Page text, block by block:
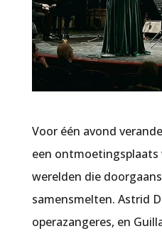
Voor één avond
een ontmoetingsplaats
werelden die
samensmelten. Astrid
operazangeres, en